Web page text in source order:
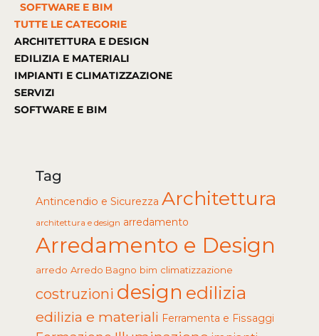
SOFTWARE E BIM
TUTTE LE CATEGORIE
ARCHITETTURA E DESIGN
EDILIZIA E MATERIALI
IMPIANTI E CLIMATIZZAZIONE
SERVIZI
SOFTWARE E BIM
Tag
Antincendio e Sicurezza Architettura
architettura e design arredamento
Arredamento e Design
arredo Arredo Bagno bim climatizzazione
costruzioni design edilizia
edilizia e materiali Ferramenta e Fissaggi